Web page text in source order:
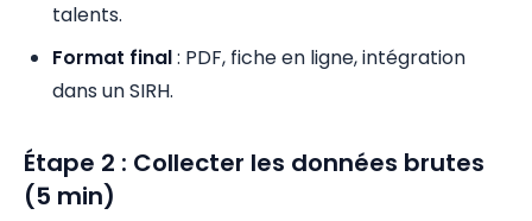
talents.
Format final: PDF, fiche en ligne, intégration
dans un SIRH.
Étape 2 : Collecter les données brutes
(5 min)